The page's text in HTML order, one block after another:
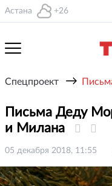
Астана +26
Спецпроект →
Письма Деду
и Милана
05 декабря 2018, 11:55